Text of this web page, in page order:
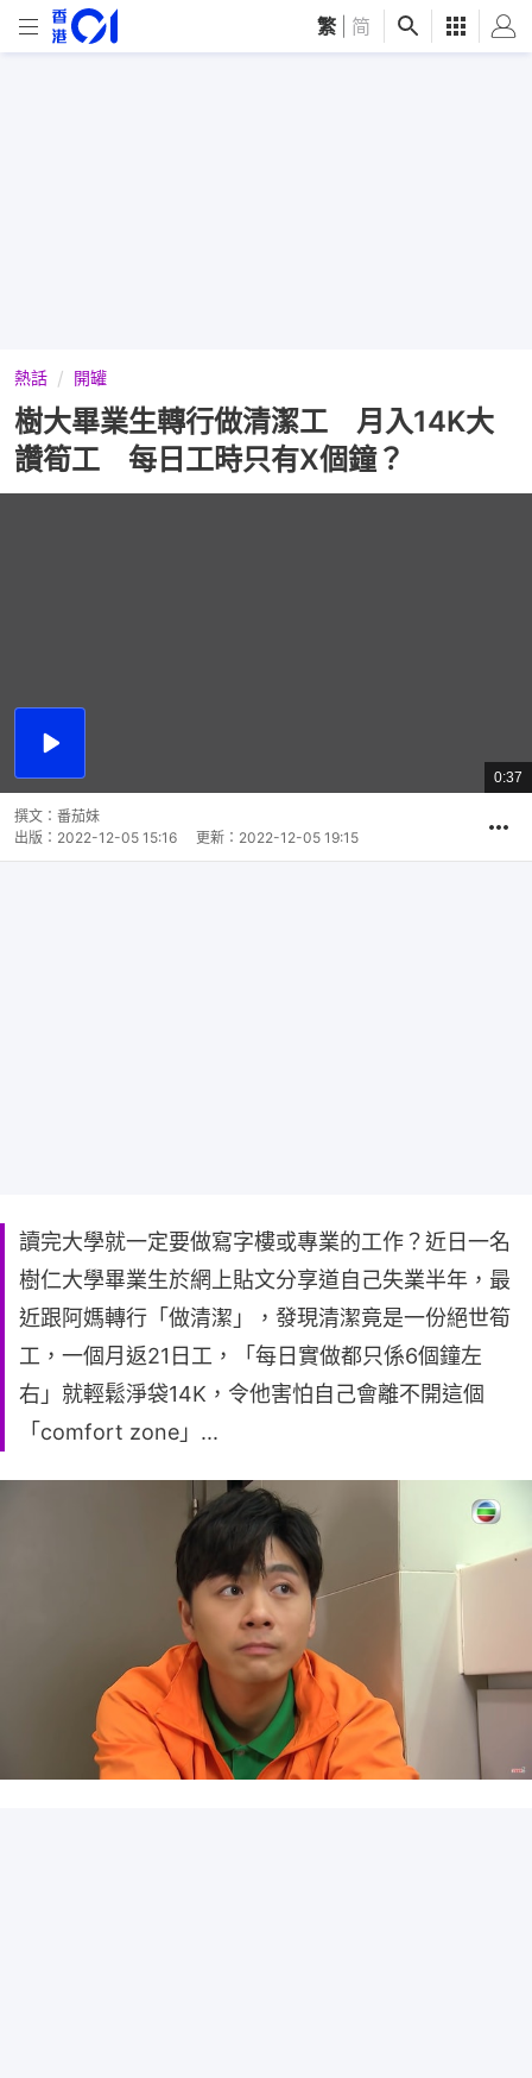
繁 简
熱話 開罐
樹大畢業生轉行做清潔工 月入14K大
讚筍工 每日工時只有X個鐘？
播
總
共
0:37
撰文： 番茄妹
出版： 2022-12-05 15:16 更新： 2022-12-05 19:15
讀完大學就一定要做寫字樓或專業的工作？近日一名
樹仁大學畢業生於網上貼文分享道自己失業半年，最
近跟阿媽轉行「做清潔」，發現清潔竟是一份絕世筍
工，一個月返21日工，「每日實做都只係6個鐘左
右」就輕鬆淨袋14K，令他害怕自己會離不開這個
「comfort zone」...